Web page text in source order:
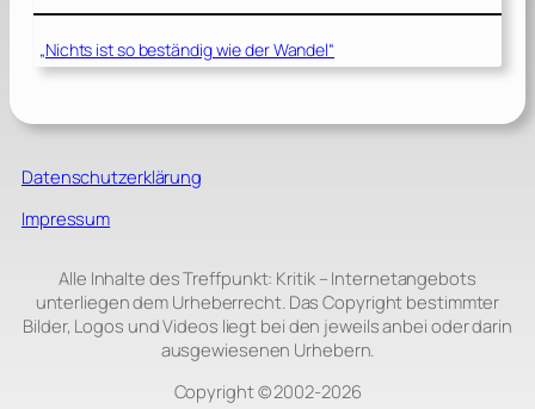
„Nichts ist so beständig wie der Wandel“
Datenschutzerklärung
Impressum
Alle Inhalte des Treffpunkt: Kritik – Internetangebots
unterliegen dem Urheberrecht. Das Copyright bestimmter
Bilder, Logos und Videos liegt bei den jeweils anbei oder darin
ausgewiesenen Urhebern.
Copyright © 2002‑2026